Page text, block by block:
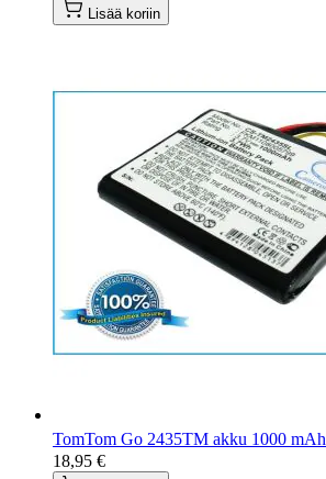
Lisää koriin
TomTom Go 2435TM akku 1000 mAh
18,95 €